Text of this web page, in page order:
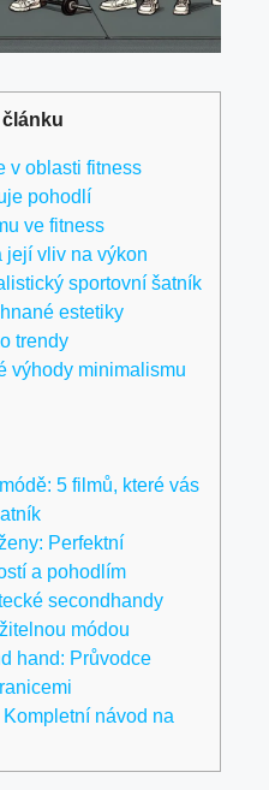
v oblasti fitness
pohodlí
ve fitness
její vliv na výkon
sportovní šatník
estetiky
trendy
výhody minimalismu
5 filmů, které vás
Perfektní
a pohodlím
secondhandy
módou
hand: Průvodce
návod na